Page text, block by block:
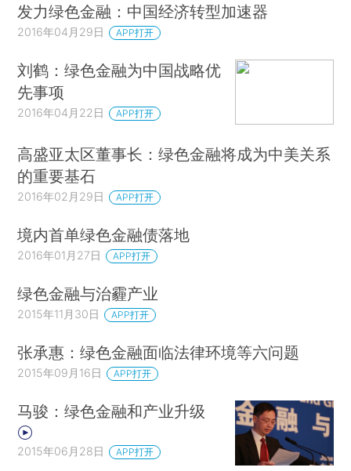
发力绿色金融：中国经济转型加速器
2016年04月29日 APP打开
刘鹤：绿色金融为中国战略优
先事项
2016年04月22日 APP打开
高盛亚太区董事长：绿色金融将成为中美关系
的重要基石
2016年02月29日 APP打开
境内首单绿色金融债落地
2016年01月27日 APP打开
绿色金融与治霾产业
2015年11月30日 APP打开
张承惠：绿色金融面临法律环境等六问题
2015年09月16日 APP打开
马骏：绿色金融和产业升级
2015年06月28日 APP打开